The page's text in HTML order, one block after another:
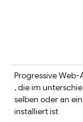
Progressive Web-
, die im
selben oder an
installiert ist